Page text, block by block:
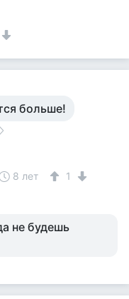
больше!
8 лет 1
не будешь